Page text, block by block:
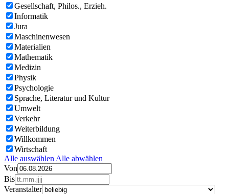
Gesellschaft, Philos., Erzieh.
Informatik
Jura
Maschinenwesen
Materialien
Mathematik
Medizin
Physik
Psychologie
Sprache, Literatur und Kultur
Umwelt
Verkehr
Weiterbildung
Willkommen
Wirtschaft
Alle auswählen Alle abwählen
Von
Bis
Veranstalter